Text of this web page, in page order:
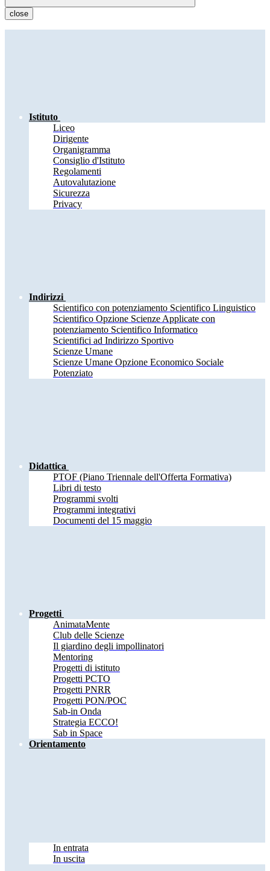
close
Istituto
Liceo
Dirigente
Organigramma
Consiglio d'Istituto
Regolamenti
Autovalutazione
Sicurezza
Privacy
Indirizzi
Scientifico con potenziamento Scientifico Linguistico
Scientifico Opzione Scienze Applicate con
potenziamento Scientifico Informatico
Scientifici ad Indirizzo Sportivo
Scienze Umane
Scienze Umane Opzione Economico Sociale
Potenziato
Didattica
PTOF (Piano Triennale dell'Offerta Formativa)
Libri di testo
Programmi svolti
Programmi integrativi
Documenti del 15 maggio
Progetti
AnimataMente
Club delle Scienze
Il giardino degli impollinatori
Mentoring
Progetti di istituto
Progetti PCTO
Progetti PNRR
Progetti PON/POC
Sab-in Onda
Strategia ECCO!
Sab in Space
Orientamento
In entrata
In uscita